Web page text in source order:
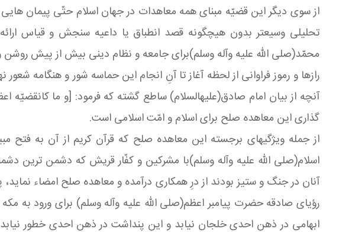
از سوى دیگر این قضیّه مبناى همه معاهدات در جهان اسلام حتّى پیمان
تحلیلى وسیعتر بدون هیچگونه قصد انطباق یا داعیه سنجش و قیاس
محمّد(صلی الله علیه وآله وسلم)براى جامعه و نظام دینى بیش از پیش روشن و
رازها و رموز فراوانی از لحظه آغاز تا آنِ انجام این حماسه شور و هنگامه
آنچه از بیان امام صادق(علیهالسلام) ساطع گشته که فرمود: [و ما
گذارى این معاهده صلح براى اسلام و امّت اسلامى است.
از جمله ویژگیهاى برجسته این معاهده صلح که قرآن کریم از آن به فتح
اسلام(صلی الله علیه وآله وسلم)با مشرکین و کفّار قریش که دشمن ترین
آنان در جنگ و ستیز بودند از درِ همکارى درآمده و معاهده صلح امضاء نماید،
رؤیاى صادقه حضرت پیامبر اعظم(صلی الله علیه وآله وسلم) براى ورود به
ابهامى در ذهن احدى خلجان نیابد و این پنداشت در ذهن احدى خطور نیابد